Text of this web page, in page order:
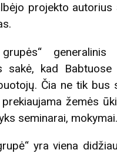
projekto autorius
generalinis
sakė, kad
Čia ne tik bus
žemės
seminarai, mokymai.
yra viena